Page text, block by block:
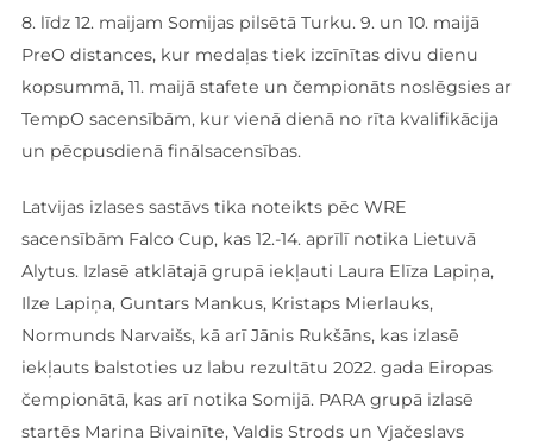
8. līdz 12. maijam Somijas pilsētā Turku. 9. un 10. maijā
PreO distances, kur medaļas tiek izcīnītas divu dienu
kopsummā, 11. maijā stafete un čempionāts noslēgsies ar
TempO sacensībām, kur vienā dienā no rīta kvalifikācija
un pēcpusdienā finālsacensības.
Latvijas izlases sastāvs tika noteikts pēc WRE
sacensībām Falco Cup, kas 12.-14. aprīlī notika Lietuvā
Alytus. Izlasē atklātajā grupā iekļauti Laura Elīza Lapiņa,
Ilze Lapiņa, Guntars Mankus, Kristaps Mierlauks,
Normunds Narvaišs, kā arī Jānis Rukšāns, kas izlasē
iekļauts balstoties uz labu rezultātu 2022. gada Eiropas
čempionātā, kas arī notika Somijā. PARA grupā izlasē
startēs Marina Bivainīte, Valdis Strods un Vjačeslavs